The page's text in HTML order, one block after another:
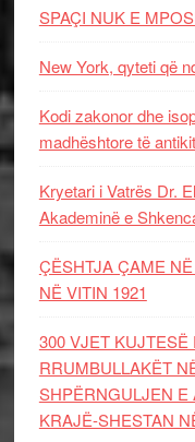
SPAÇI NUK E
New York, qyteti që
Kodi zakonor dhe
madhështore të
Kryetari i Vatrës Dr.
Akademinë e
ÇËSHTJA ÇAME
NË VITIN 1921
300 VJET KUJTESË
RRUMBULLAKËT
SHPËRNGULJEN E
KRAJË-SHESTAN